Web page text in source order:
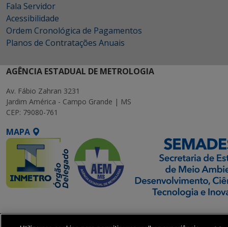
Fala Servidor
Acessibilidade
Ordem Cronológica de Pagamentos
Planos de Contratações Anuais
AGÊNCIA ESTADUAL DE METROLOGIA
Av. Fábio Zahran 3231
Jardim América - Campo Grande | MS
CEP: 79080-761
MAPA